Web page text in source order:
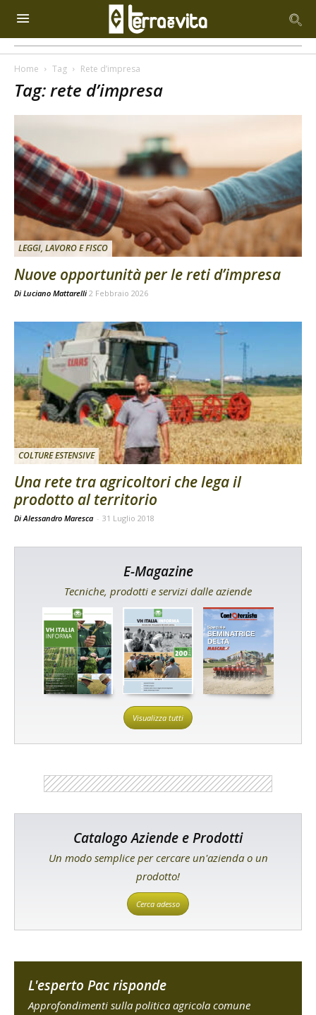
Home Tag Rete d’impresa
Tag: rete d’impresa
LEGGI, LAVORO E FISCO
Nuove opportunità per le reti d’impresa
Di Luciano Mattarelli 2 Febbraio 2026
COLTURE ESTENSIVE
Una rete tra agricoltori che lega il
prodotto al territorio
Di Alessandro Maresca - 31 Luglio 2018
E-Magazine
Tecniche, prodotti e servizi dalle aziende
Visualizza tutti
Catalogo Aziende e Prodotti
Un modo semplice per cercare un'azienda o un
prodotto!
Cerca adesso
L'esperto Pac risponde
Approfondimenti sulla politica agricola comune